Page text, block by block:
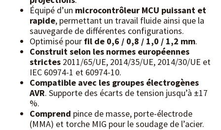
Équipé d’un microcontrôleur MCU puissant et
rapide, permettant un travail fluide ainsi que la
sauvegarde de différentes configurations.
Optimisé pour fil de 0,6 / 0,8 / 1,0 / 1,2 mm.
Construit selon les normes européennes
strictes 2011/65/UE, 2014/35/UE, 2014/30/UE et
IEC 60974-1 et 60974-10.
Compatible avec les groupes électrogènes
AVR. Supporte des écarts de tension jusqu’à ±17
%.
Comprend pince de masse, porte-électrode
(MMA) et torche MIG pour le soudage de l’acier.